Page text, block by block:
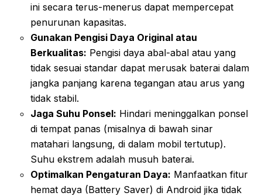
ini secara terus-menerus dapat mempercepat
penurunan kapasitas.
Gunakan Pengisi Daya Original atau
Berkualitas: Pengisi daya abal-abal atau yang
tidak sesuai standar dapat merusak baterai dalam
jangka panjang karena tegangan atau arus yang
tidak stabil.
Jaga Suhu Ponsel: Hindari meninggalkan ponsel
di tempat panas (misalnya di bawah sinar
matahari langsung, di dalam mobil tertutup).
Suhu ekstrem adalah musuh baterai.
Optimalkan Pengaturan Daya: Manfaatkan fitur
hemat daya (Battery Saver) di Android jika tidak